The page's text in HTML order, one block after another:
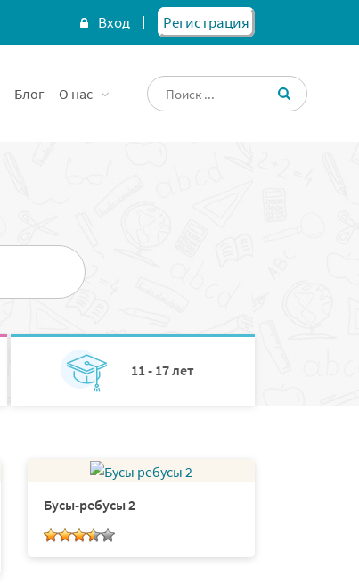
Вход Регистрация
Блог О нас
11 - 17 лет
Бусы-ребусы 2